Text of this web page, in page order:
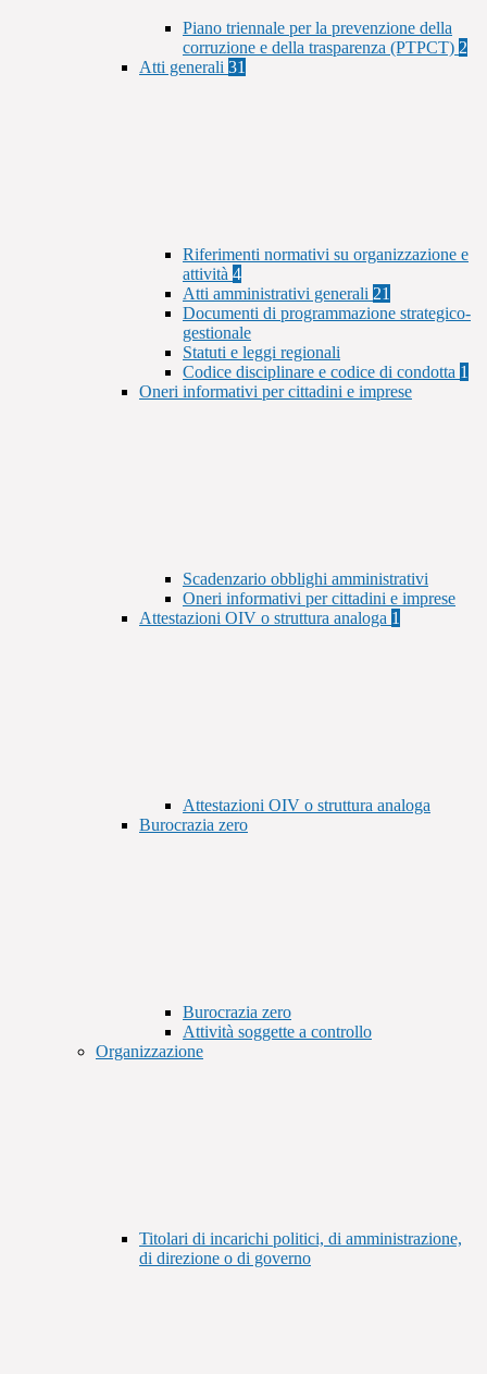
Piano triennale per la prevenzione della
corruzione e della trasparenza (PTPCT) 2
Atti generali 31
Riferimenti normativi su organizzazione e
attività 4
Atti amministrativi generali 21
Documenti di programmazione strategico-
gestionale
Statuti e leggi regionali
Codice disciplinare e codice di condotta 1
Oneri informativi per cittadini e imprese
Scadenzario obblighi amministrativi
Oneri informativi per cittadini e imprese
Attestazioni OIV o struttura analoga 1
Attestazioni OIV o struttura analoga
Burocrazia zero
Burocrazia zero
Attività soggette a controllo
Organizzazione
Titolari di incarichi politici, di amministrazione,
di direzione o di governo